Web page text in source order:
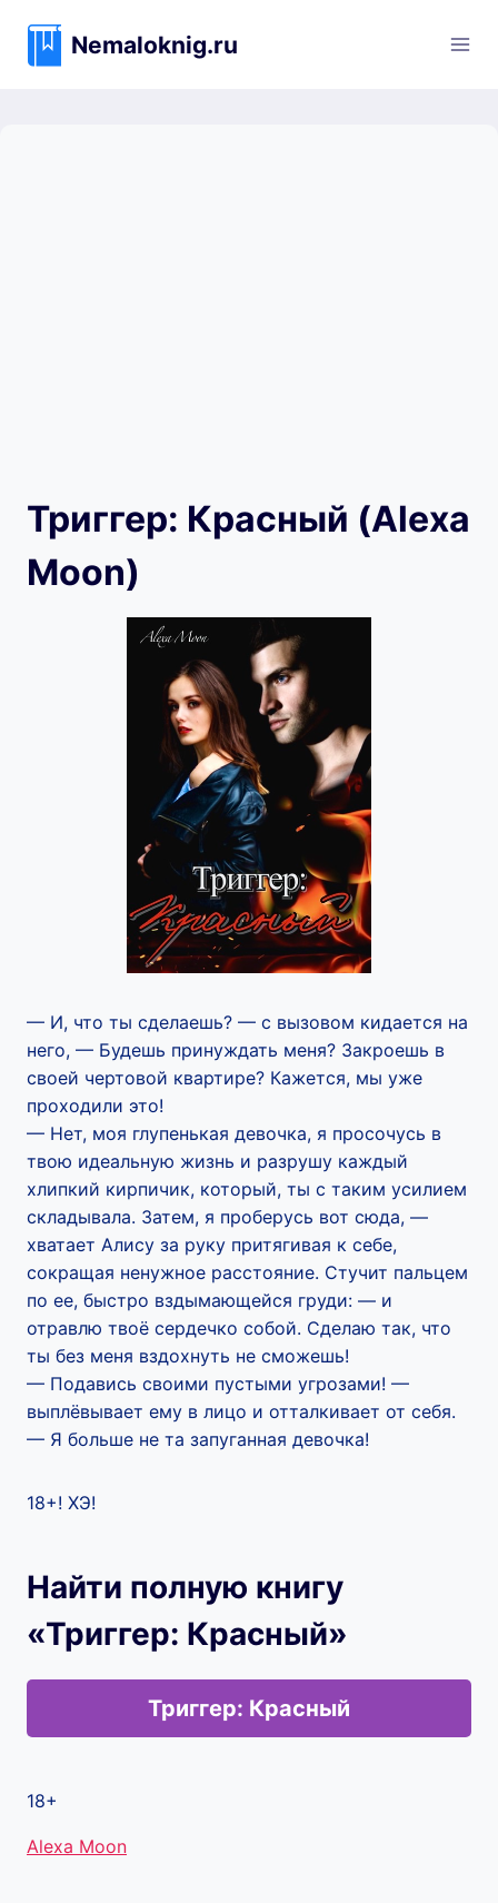
содержимому
Nemaloknig.ru
Триггер: Красный (Alexa
Moon)
— И, что ты сделаешь? — с вызовом кидается на
него, — Будешь принуждать меня? Закроешь в
своей чертовой квартире? Кажется, мы уже
проходили это!
— Нет, моя глупенькая девочка, я просочусь в
твою идеальную жизнь и разрушу каждый
хлипкий кирпичик, который, ты с таким усилием
складывала. Затем, я проберусь вот сюда, —
хватает Алису за руку притягивая к себе,
сокращая ненужное расстояние. Стучит пальцем
по ее, быстро вздымающейся груди: — и
отравлю твоё сердечко собой. Сделаю так, что
ты без меня вздохнуть не сможешь!
— Подавись своими пустыми угрозами! —
выплёвывает ему в лицо и отталкивает от себя.
— Я больше не та запуганная девочка!
18+! ХЭ!
Найти полную книгу
«Триггер: Красный»
Триггер: Красный
18+
Метки
Alexa Moon